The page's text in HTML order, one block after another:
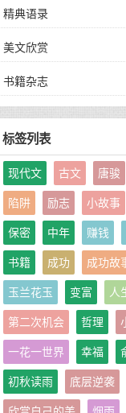
精典语录
美文欣赏
书籍杂志
标签列表
现代文 古文 唐骏
陷阱 励志 小故事
保密 中年 赚钱
书籍 成功 成功故
玉兰花玉 变富 人
第二次机会 哲理
一花一世界 幸福
初秋读雨 底层逆袭